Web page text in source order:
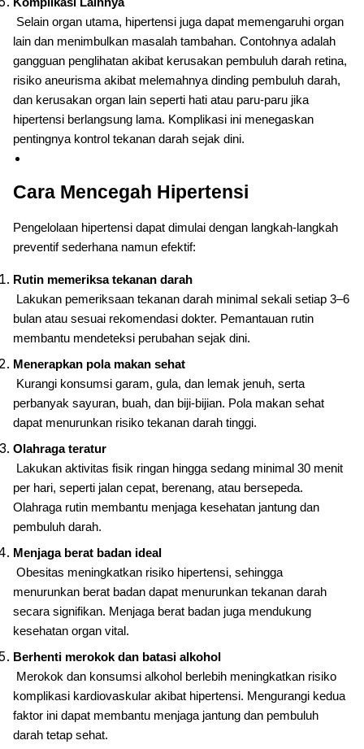
Selain organ utama, hipertensi juga dapat memengaruhi organ
lain dan menimbulkan masalah tambahan. Contohnya adalah
gangguan penglihatan akibat kerusakan pembuluh darah retina,
risiko aneurisma akibat melemahnya dinding pembuluh darah,
dan kerusakan organ lain seperti hati atau paru-paru jika
hipertensi berlangsung lama. Komplikasi ini menegaskan
pentingnya kontrol tekanan darah sejak dini.
Cara Mencegah Hipertensi
Pengelolaan hipertensi dapat dimulai dengan langkah-langkah
preventif sederhana namun efektif:
Rutin memeriksa tekanan darah
Lakukan pemeriksaan tekanan darah minimal sekali setiap 3–6
bulan atau sesuai rekomendasi dokter. Pemantauan rutin
membantu mendeteksi perubahan sejak dini.
Menerapkan pola makan sehat
Kurangi konsumsi garam, gula, dan lemak jenuh, serta
perbanyak sayuran, buah, dan biji-bijian. Pola makan sehat
dapat menurunkan risiko tekanan darah tinggi.
Olahraga teratur
Lakukan aktivitas fisik ringan hingga sedang minimal 30 menit
per hari, seperti jalan cepat, berenang, atau bersepeda.
Olahraga rutin membantu menjaga kesehatan jantung dan
pembuluh darah.
Menjaga berat badan ideal
Obesitas meningkatkan risiko hipertensi, sehingga
menurunkan berat badan dapat menurunkan tekanan darah
secara signifikan. Menjaga berat badan juga mendukung
kesehatan organ vital.
Berhenti merokok dan batasi alkohol
Merokok dan konsumsi alkohol berlebih meningkatkan risiko
komplikasi kardiovaskular akibat hipertensi. Mengurangi kedua
faktor ini dapat membantu menjaga jantung dan pembuluh
darah tetap sehat.